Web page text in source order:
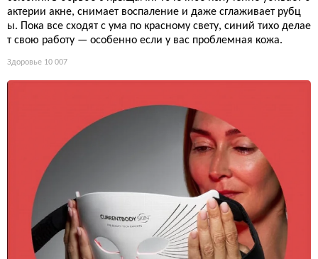
актерии акне, снимает воспаление и даже сглаживает рубц
ы. Пока все сходят с ума по красному свету, синий тихо делае
т свою работу — особенно если у вас проблемная кожа.
Здоровье 10 007